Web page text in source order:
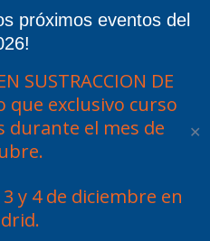
próximos eventos del
SUSTRACCION DE
que exclusivo curso
durante el mes de
3 y 4 de diciembre en
✕